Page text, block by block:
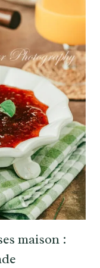
maison :